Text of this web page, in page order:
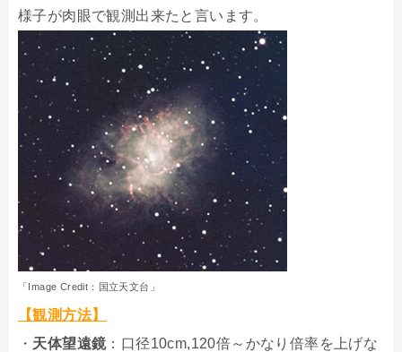
様子が肉眼で観測出来たと言います。
「Image Credit：国立天文台」
【観測方法】
・ 天体望遠鏡：口径10cm,120倍～かなり倍率を上げな